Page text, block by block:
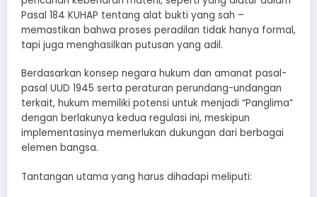
Pasal 184 KUHAP tentang alat bukti yang sah –
memastikan bahwa proses peradilan tidak hanya formal,
tapi juga menghasilkan putusan yang adil.
Berdasarkan konsep negara hukum dan amanat pasal-
pasal UUD 1945 serta peraturan perundang-undangan
terkait, hukum memiliki potensi untuk menjadi “Panglima”
dengan berlakunya kedua regulasi ini, meskipun
implementasinya memerlukan dukungan dari berbagai
elemen bangsa.
Tantangan utama yang harus dihadapi meliputi: